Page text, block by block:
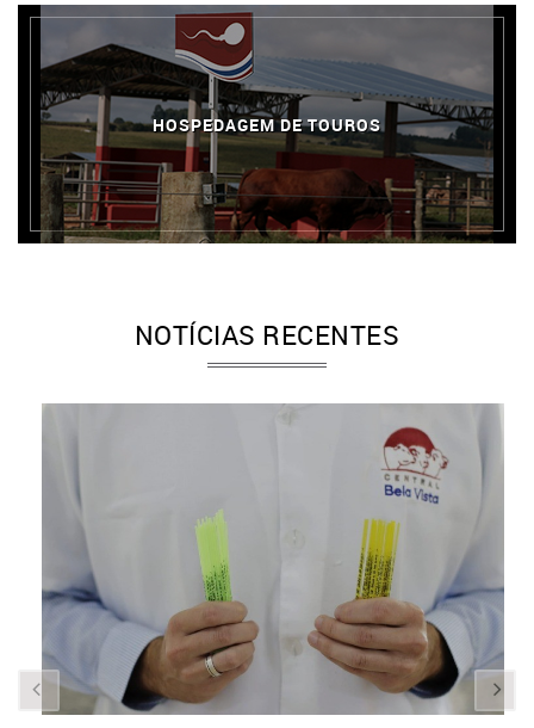
HOSPEDAGEM DE TOUROS
NOTÍCIAS RECENTES